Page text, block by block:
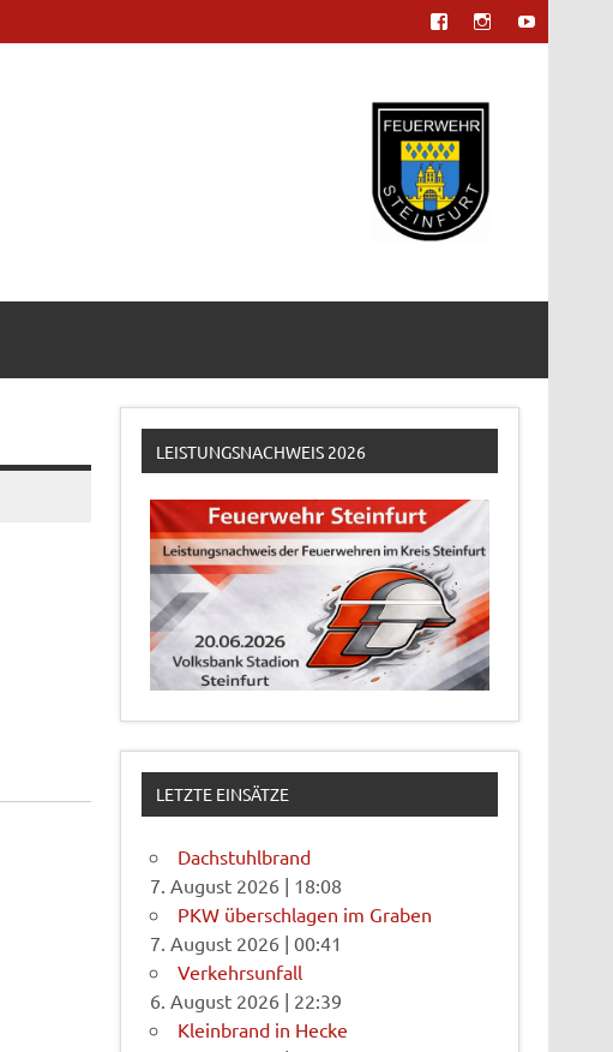
LEISTUNGSNACHWEIS 2026
LETZTE EINSÄTZE
Dachstuhlbrand
7. August 2026 | 18:08
PKW überschlagen im Graben
7. August 2026 |00:41
Verkehrsunfall
6. August 2026 | 22:39
Kleinbrand in Hecke